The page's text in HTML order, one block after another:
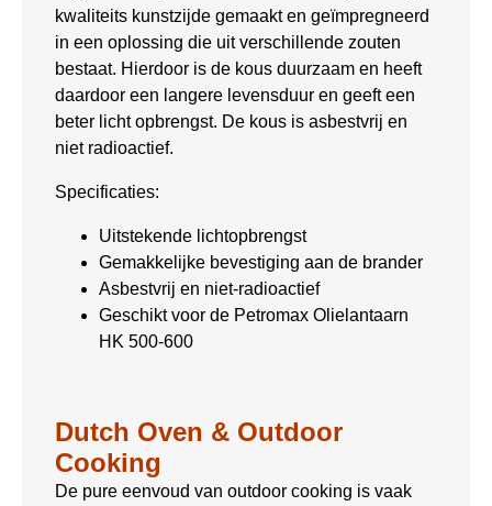
kwaliteits kunstzijde gemaakt en geïmpregneerd
in een oplossing die uit verschillende zouten
bestaat. Hierdoor is de kous duurzaam en heeft
daardoor een langere levensduur en geeft een
beter licht opbrengst. De kous is asbestvrij en
niet radioactief.
Specificaties:
Uitstekende lichtopbrengst
Gemakkelijke bevestiging aan de brander
Asbestvrij en niet-radioactief
Geschikt voor de Petromax Olielantaarn
HK 500-600
Dutch Oven & Outdoor
Cooking
De pure eenvoud van outdoor cooking is vaak